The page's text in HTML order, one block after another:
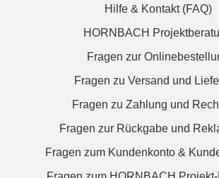
Hilfe & Kontakt (FAQ)
HORNBACH
Fragen zur
Fragen zu Versand und
Fragen zu Zahlung und
Fragen zur Rückgabe und
Fragen zum Kundenkonto &